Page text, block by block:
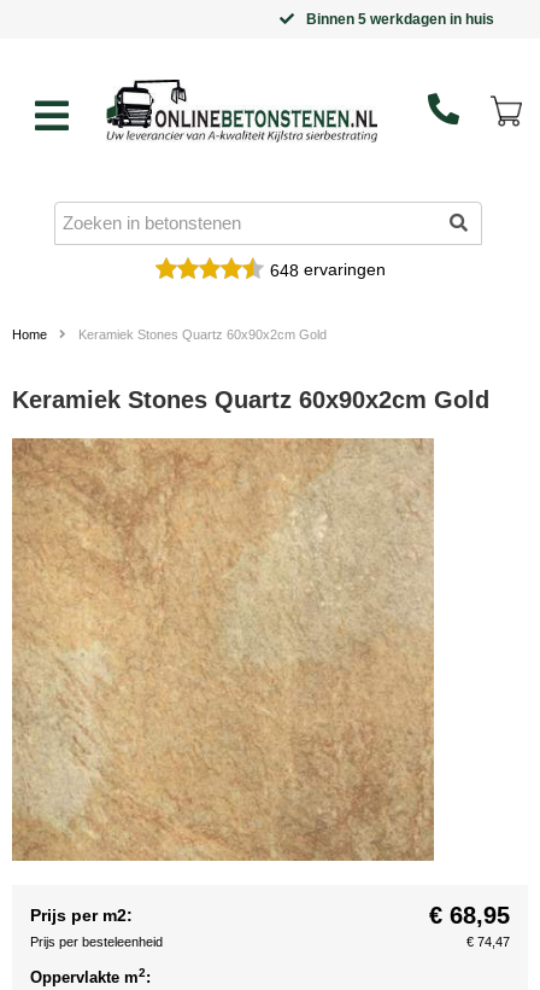
Binnen 5 werkdagen in huis
648ervaringen
Home Keramiek Stones Quartz 60x90x2cm Gold
Keramiek Stones Quartz 60x90x2cm Gold
Prijs per m2: € 68,95
Prijs per besteleenheid € 74,47
Oppervlakte m2: